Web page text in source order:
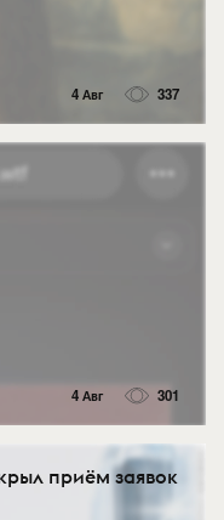
4 Авг 337
4 Авг 301
приём заявок